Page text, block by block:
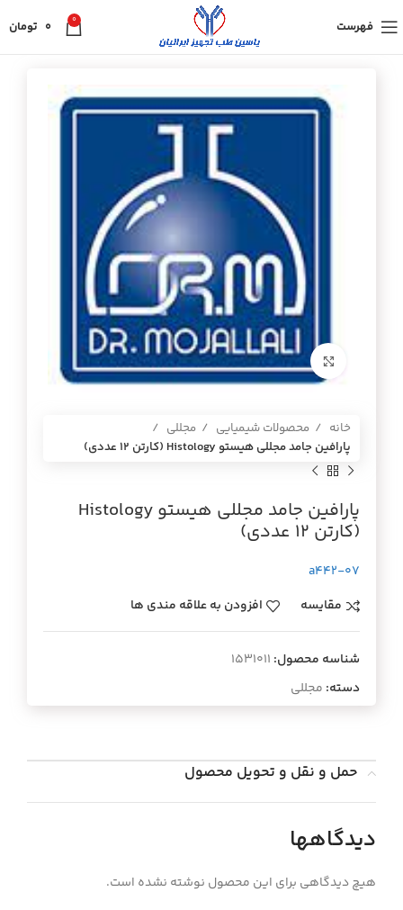
فهرست 0
0 تومان
برای بزرگنمایی کلیک کنید
خانه محصولات شیمیایی
مجللی
پارافين جامد مجللي هيستو Histology (كارتن 12 عددي)
پارافين جامد مجللي هيستو Histology
(كارتن 12 عددي)
a442-07
مقایسه
افزودن به علاقه مندی ها
شناسه محصول: 1531011
دسته: مجللی
حمل و نقل و تحویل محصول
دیدگاهها
هیچ دیدگاهی برای این محصول نوشته نشده است.